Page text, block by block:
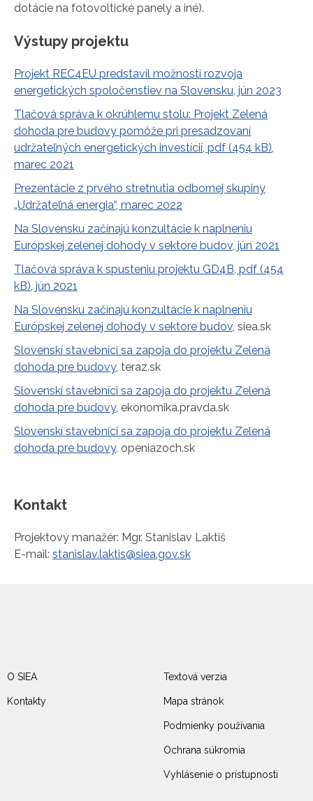
dotácie na fotovoltické panely a iné).
Výstupy projektu
Projekt REC4EU predstavil možnosti rozvoja
energetických spoločenstiev na Slovensku, jún 2023
Tlačová správa k okrúhlemu stolu: Projekt Zelená
dohoda pre budovy pomôže pri presadzovaní
udržateľných energetických investícií, pdf (454 kB),
marec 2021
Prezentácie z prvého stretnutia odbornej skupiny
„Udržateľná energia“, marec 2022
Na Slovensku začínajú konzultácie k naplneniu
Európskej zelenej dohody v sektore budov, jún 2021
Tlačová správa k spusteniu projektu GD4B, pdf (454
kB), jún 2021
Na Slovensku začínajú konzultácie k naplneniu
Európskej zelenej dohody v sektore budov , siea.sk
Slovenskí stavebníci sa zapoja do projektu Zelená
dohoda pre budovy, teraz.sk
Slovenskí stavebníci sa zapoja do projektu Zelená
dohoda pre budovy, ekonomika.pravda.sk
Slovenskí stavebníci sa zapoja do projektu Zelená
dohoda pre budovy, openiazoch.sk
Kontakt
Projektový manažér: Mgr. Stanislav Laktiš
E-mail: stanislav.laktis@siea.gov.sk
O SIEA
Kontakty
Textová verzia
Mapa stránok
Podmienky používania
Ochrana súkromia
Vyhlásenie o prístupnosti